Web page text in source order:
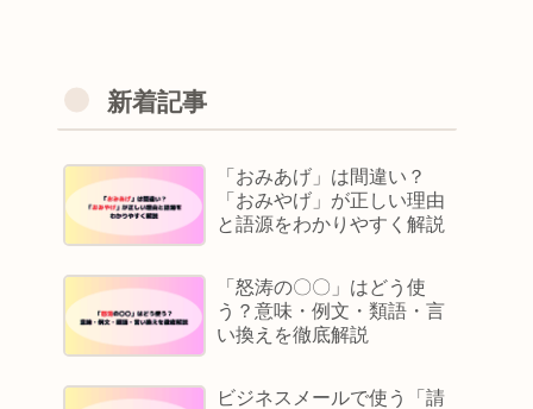
新着記事
「おみあげ」は間違い？
「おみやげ」が正しい理由
と語源をわかりやすく解説
「怒涛の〇〇」はどう使
う？意味・例文・類語・言
い換えを徹底解説
ビジネスメールで使う「請